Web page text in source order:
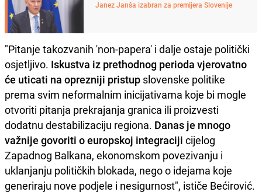
Janez Janša izabran za premijera Slovenije
"Pitanje takozvanih 'non-papera' i dalje ostaje politički
osjetljivo. Iskustva iz prethodnog perioda vjerovatno
će uticati na oprezniji pristup slovenske politike
prema svim neformalnim inicijativama koje bi mogle
otvoriti pitanja prekrajanja granica ili proizvesti
dodatnu destabilizaciju regiona. Danas je mnogo
važnije govoriti o europskoj integraciji cijelog
Zapadnog Balkana, ekonomskom povezivanju i
uklanjanju političkih blokada, nego o idejama koje
generiraju nove podjele i nesigurnost", ističe Bećirović.